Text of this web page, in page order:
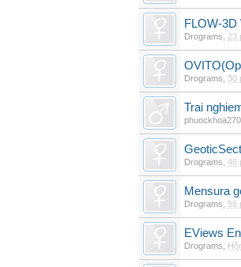
FLOW-3D
Drograms 23
Drograms 30
Trai
Drograms 48
Mensura
Drograms 55
EViews
Drograms